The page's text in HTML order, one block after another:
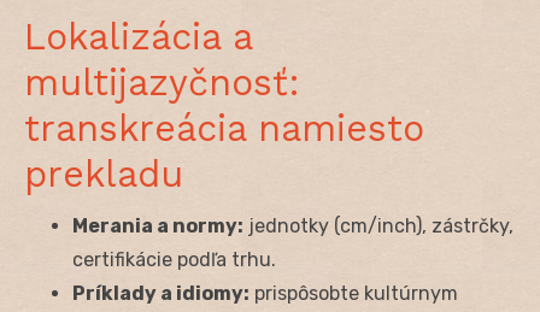
Lokalizácia a
multijazyčnosť:
transkreácia namiesto
prekladu
Merania a normy: jednotky (cm/inch), zástrčky,
certifikácie podľa trhu.
Príklady a idiomy: prispôsobte kultúrnym